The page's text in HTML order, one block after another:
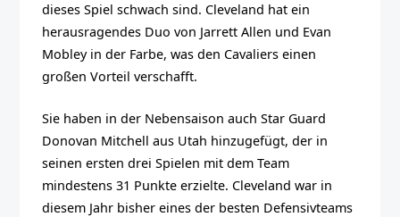
dieses Spiel schwach sind. Cleveland hat ein
herausragendes Duo von Jarrett Allen und Evan
Mobley in der Farbe, was den Cavaliers einen
großen Vorteil verschafft.
Sie haben in der Nebensaison auch Star Guard
Donovan Mitchell aus Utah hinzugefügt, der in
seinen ersten drei Spielen mit dem Team
mindestens 31 Punkte erzielte. Cleveland war in
diesem Jahr bisher eines der besten Defensivteams